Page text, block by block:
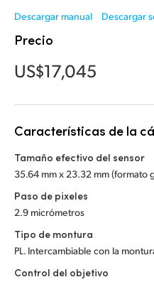
Malaysia
New Zealand
Norway
Poland
Portugal
Singapore
South Africa
Descargar manual
Descargar
Precio
US$17,045
Características de la
Tamaño efectivo del sensor
35.64 mm x 23.32 mm (formato
Paso de pixeles
2.9 micrómetros
Tipo de montura
PL. Intercambiable con la
Control del objetivo